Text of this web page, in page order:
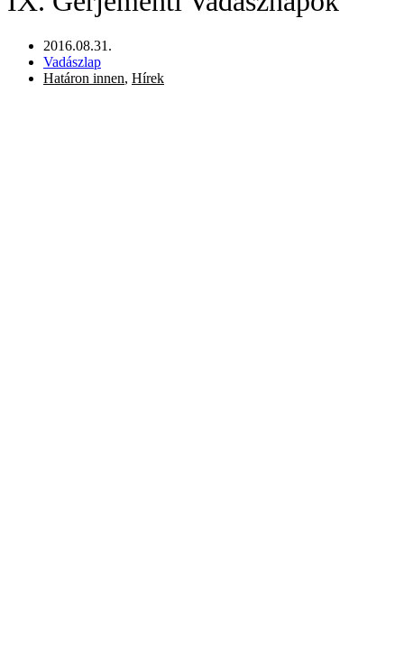
2016.08.31.
Vadászlap
Határon innen, Hírek